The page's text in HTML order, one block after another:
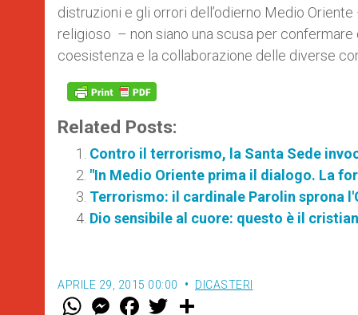
distruzioni e gli orrori dell’odierno Medio
religioso – non siano una scusa per
coesistenza e la collaborazione delle diverse
Related Posts:
Contro il terrorismo, la Santa Sede
"In Medio Oriente prima il dialogo. La
Terrorismo: il cardinale Parolin sprona
Dio sensibile al cuore: questo è il
APRILE 29, 2015 00:00 DICASTERI
W M F